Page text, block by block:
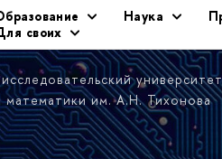
Наука
своих
математики им. А.Н. Тихонова